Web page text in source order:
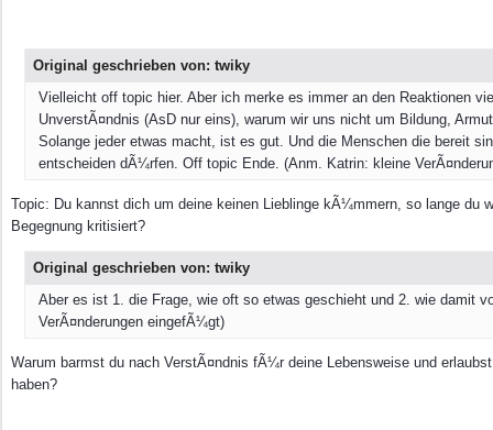
Original geschrieben von: twiky
Vielleicht off topic hier. Aber ich merke es immer an den Reaktionen
UnverstÃ¤ndnis (AsD nur eins), warum wir uns nicht um Bildung,
Solange jeder etwas macht, ist es gut. Und die Menschen die bereit
entscheiden dÃ¼rfen. Off topic Ende. (Anm. Katrin: kleine
Topic: Du kannst dich um deine keinen Lieblinge kÃ¼mmern, so lange
Begegnung kritisiert?
Original geschrieben von: twiky
Aber es ist 1. die Frage, wie oft so etwas geschieht und 2. wie damit
VerÃ¤nderungen eingefÃ¼gt)
Warum barmst du nach VerstÃ¤ndnis fÃ¼r deine Lebensweise und
haben?